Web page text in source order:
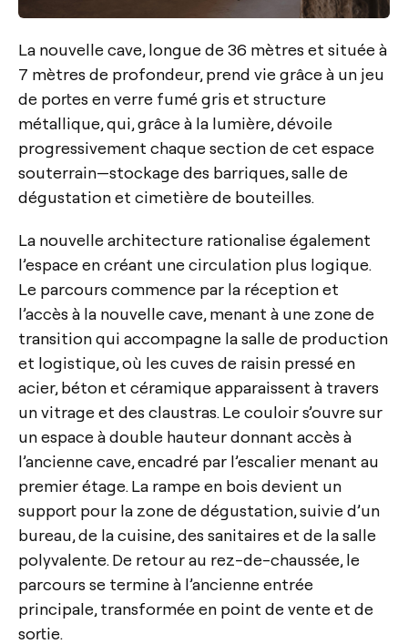
La nouvelle cave, longue de 36 mètres et située à
7 mètres de profondeur, prend vie grâce à un jeu
de portes en verre fumé gris et structure
métallique, qui, grâce à la lumière, dévoile
progressivement chaque section de cet espace
souterrain—stockage des barriques, salle de
dégustation et cimetière de bouteilles.
La nouvelle architecture rationalise également
l’espace en créant une circulation plus logique.
Le parcours commence par la réception et
l’accès à la nouvelle cave, menant à une zone de
transition qui accompagne la salle de production
et logistique, où les cuves de raisin pressé en
acier, béton et céramique apparaissent à travers
un vitrage et des claustras. Le couloir s’ouvre sur
un espace à double hauteur donnant accès à
l’ancienne cave, encadré par l’escalier menant au
premier étage. La rampe en bois devient un
support pour la zone de dégustation, suivie d’un
bureau, de la cuisine, des sanitaires et de la salle
polyvalente. De retour au rez-de-chaussée, le
parcours se termine à l’ancienne entrée
principale, transformée en point de vente et de
sortie.